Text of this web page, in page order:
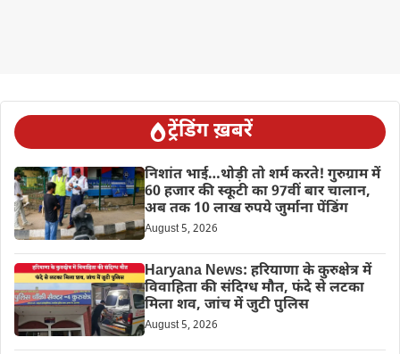
ट्रेंडिंग ख़बरें
निशांत भाई…थोड़ी तो शर्म करते! गुरुग्राम में
60 हजार की स्कूटी का 97वीं बार चालान,
अब तक 10 लाख रुपये जुर्माना पेंडिंग
August 5, 2026
Haryana News: हरियाणा के कुरुक्षेत्र में
विवाहिता की संदिग्ध मौत, फंदे से लटका
मिला शव, जांच में जुटी पुलिस
August 5, 2026